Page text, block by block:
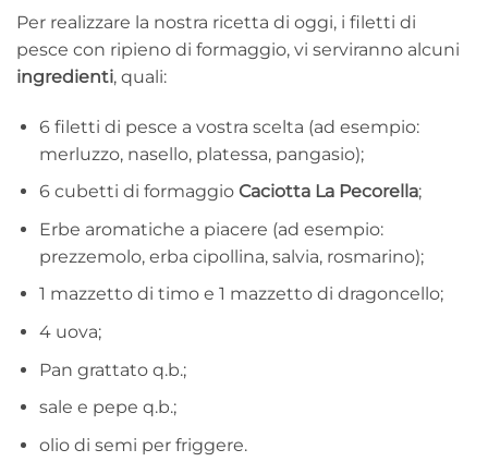
Per realizzare la nostra ricetta di oggi, i filetti di
pesce con ripieno di formaggio, vi serviranno alcuni
ingredienti, quali:
6 filetti di pesce a vostra scelta (ad esempio:
merluzzo, nasello, platessa, pangasio);
6 cubetti di formaggio Caciotta La Pecorella;
Erbe aromatiche a piacere (ad esempio:
prezzemolo, erba cipollina, salvia, rosmarino);
1 mazzetto di timo e 1 mazzetto di dragoncello;
4 uova;
Pan grattato q.b.;
sale e pepe q.b.;
olio di semi per friggere.